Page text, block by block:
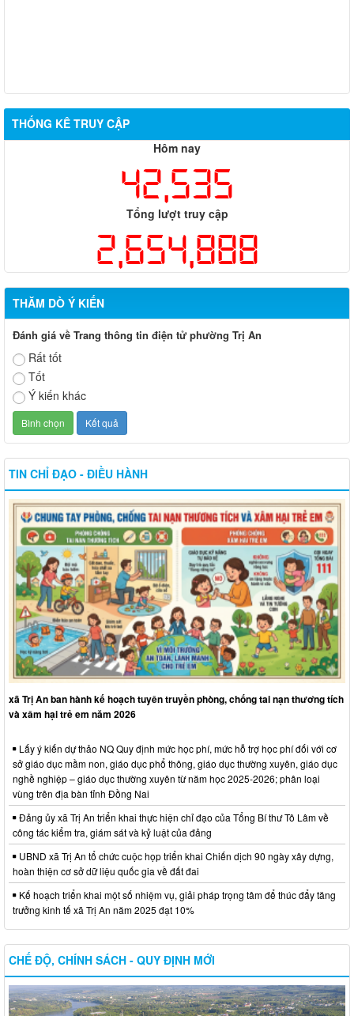
THỐNG KÊ TRUY CẬP
Hôm nay
42,535
Tổng lượt truy cập
2,654,888
THĂM DÒ Ý KIẾN
Đánh giá về Trang thông tin điện tử phường Trị An
Rất tốt
Tốt
Ý kiến khác
TIN CHỈ ĐẠO - ĐIỀU HÀNH
xã Trị An ban hành kế hoạch tuyên truyền phòng, chống tai nạn thương tích
và xâm hại trẻ em năm 2026
Lấy ý kiến dự thảo NQ Quy định mức học phí, mức hỗ trợ học phí đối với cơ
sở giáo dục mầm non, giáo dục phổ thông, giáo dục thường xuyên, giáo dục
nghề nghiệp – giáo dục thường xuyên từ năm học 2025-2026; phân loại
vùng trên địa bàn tỉnh Đồng Nai
Đảng ủy xã Trị An triển khai thực hiện chỉ đạo của Tổng Bí thư Tô Lâm về
công tác kiểm tra, giám sát và kỷ luật của đảng
UBND xã Trị An tổ chức cuộc họp triển khai Chiến dịch 90 ngày xây dựng,
hoàn thiện cơ sở dữ liệu quốc gia về đất đai
Kế hoạch triển khai một số nhiệm vụ, giải pháp trọng tâm để thúc đẩy tăng
trưởng kinh tế xã Trị An năm 2025 đạt 10%
CHẾ ĐỘ, CHÍNH SÁCH - QUY ĐỊNH MỚI